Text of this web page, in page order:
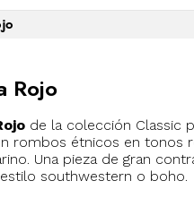
Rojo
de la colección Classic
rombos étnicos en tonos
Una pieza de gran
southwestern o boho.